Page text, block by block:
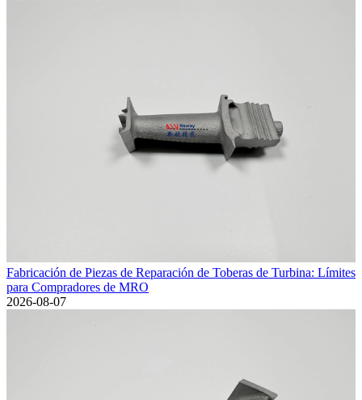
Fabricación de Piezas de Reparación de Toberas de Turbina: Límites
para Compradores de MRO
2026-08-07